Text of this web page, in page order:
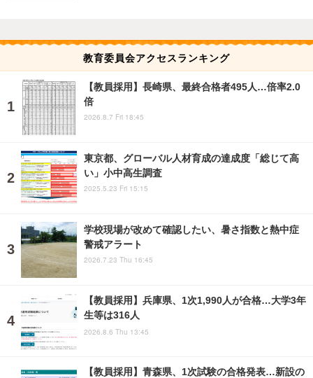
教育委員会アクセスランキング
【教員採用】長崎県、最終合格者495人…倍率2.0
倍
2026.8.7 Fri 18:45
東京都、グローバル人材育成の達成度「総じて高
い」小中高生調査
2025.5.23 Fri 15:15
学校現場が改めて確認したい、暑さ指数と熱中症
警戒アラート
2026.7.23 Thu 16:45
【教員採用】兵庫県、1次1,990人が合格…大学3年
生等は316人
2026.8.6 Thu 13:45
【教員採用】青森県、1次試験の合格発表…新設の